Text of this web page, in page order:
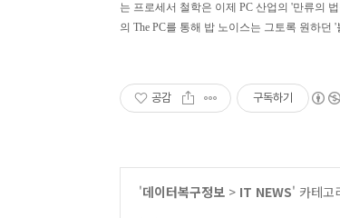
는 프로세서 철학은 이제 PC 산업의 '만류의
의 The PC를 통해 밥 노이스는 그토록 원하
공감 구독하기
'데이터복구정보 > IT NEWS' 카테고